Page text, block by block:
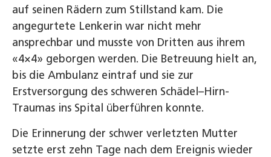
auf seinen Rädern zum Stillstand kam. Die
angegurtete Lenkerin war nicht mehr
ansprechbar und musste von Dritten aus ihrem
«4×4» geborgen werden. Die Betreuung hielt an,
bis die Ambulanz eintraf und sie zur
Erstversorgung des schweren Schädel–Hirn-
Traumas ins Spital überführen konnte.
Die Erinnerung der schwer verletzten Mutter
setzte erst zehn Tage nach dem Ereignis wieder